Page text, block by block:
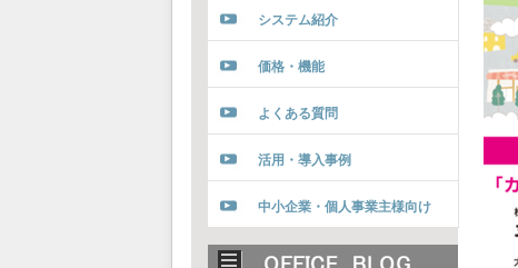
システム紹介
価格・機能
よくある質問
活用・導入事例
中小企業・個人事業主様向け